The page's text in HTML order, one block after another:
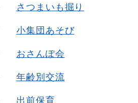
さつまいも掘り
小集団あそび
おさんぽ会
年齢別交流
出前保育